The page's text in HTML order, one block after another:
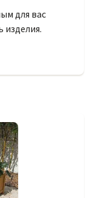
для вас
изделия.